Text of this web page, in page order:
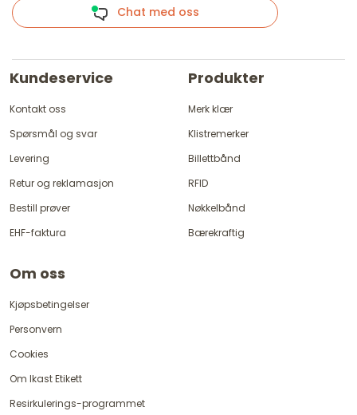
Chat med oss
Kundeservice
Kontakt oss
Spørsmål og svar
Levering
Retur og reklamasjon
Bestill prøver
EHF-faktura
Produkter
Merk klær
Klistremerker
Billettbånd
RFID
Nøkkelbånd
Bærekraftig
Om oss
Kjøpsbetingelser
Personvern
Cookies
Om Ikast Etikett
Resirkulerings-programmet